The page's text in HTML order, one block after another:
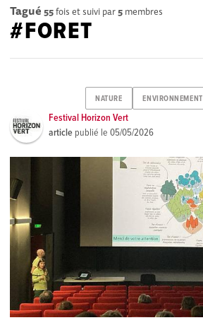
Tagué 55fois et suivi par 5 membres
#FORET
NATURE ENVIRONNEMENT
Festival Horizon Vert
article publié le05/05/2026